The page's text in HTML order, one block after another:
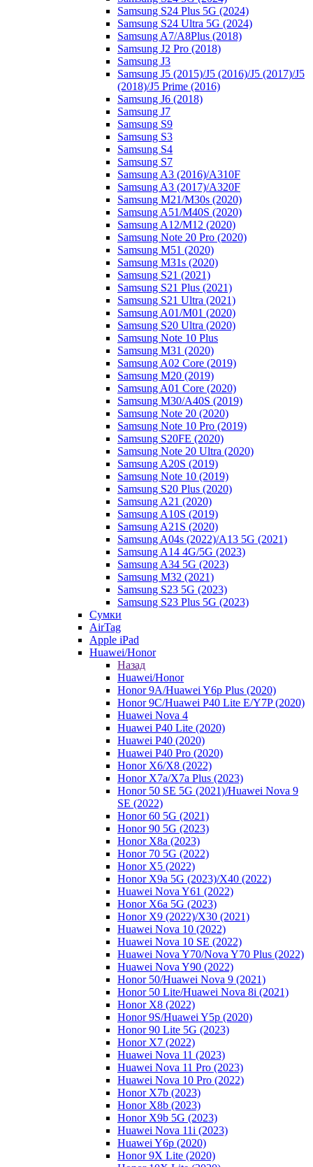
Samsung S24 Plus 5G (2024)
Samsung S24 Ultra 5G (2024)
Samsung A7/A8Plus (2018)
Samsung J2 Pro (2018)
Samsung J3
Samsung J5 (2015)/J5 (2016)/J5 (2017)/J5
(2018)/J5 Prime (2016)
Samsung J6 (2018)
Samsung J7
Samsung S9
Samsung S3
Samsung S4
Samsung S7
Samsung A3 (2016)/A310F
Samsung A3 (2017)/A320F
Samsung M21/M30s (2020)
Samsung A51/M40S (2020)
Samsung A12/M12 (2020)
Samsung Note 20 Pro (2020)
Samsung M51 (2020)
Samsung M31s (2020)
Samsung S21 (2021)
Samsung S21 Plus (2021)
Samsung S21 Ultra (2021)
Samsung A01/M01 (2020)
Samsung S20 Ultra (2020)
Samsung Note 10 Plus
Samsung M31 (2020)
Samsung A02 Core (2019)
Samsung M20 (2019)
Samsung A01 Core (2020)
Samsung M30/A40S (2019)
Samsung Note 20 (2020)
Samsung Note 10 Pro (2019)
Samsung S20FE (2020)
Samsung Note 20 Ultra (2020)
Samsung A20S (2019)
Samsung Note 10 (2019)
Samsung S20 Plus (2020)
Samsung A21 (2020)
Samsung A10S (2019)
Samsung A21S (2020)
Samsung A04s (2022)/А13 5G (2021)
Samsung A14 4G/5G (2023)
Samsung A34 5G (2023)
Samsung M32 (2021)
Samsung S23 5G (2023)
Samsung S23 Plus 5G (2023)
Сумки
AirTag
Apple iPad
Huawei/Honor
Назад
Huawei/Honor
Honor 9A/Huawei Y6p Plus (2020)
Honor 9C/Huawei P40 Lite E/Y7P (2020)
Huawei Nova 4
Huawei P40 Lite (2020)
Huawei P40 (2020)
Huawei P40 Pro (2020)
Honor X6/Х8 (2022)
Honor X7a/X7a Plus (2023)
Honor 50 SE 5G (2021)/Huawei Nova 9
SE (2022)
Honor 60 5G (2021)
Honor 90 5G (2023)
Honor X8a (2023)
Honor 70 5G (2022)
Honor X5 (2022)
Honor X9a 5G (2023)/Х40 (2022)
Huawei Nova Y61 (2022)
Honor X6a 5G (2023)
Honor X9 (2022)/Х30 (2021)
Huawei Nova 10 (2022)
Huawei Nova 10 SE (2022)
Huawei Nova Y70/Nova Y70 Plus (2022)
Huawei Nova Y90 (2022)
Honor 50/Huawei Nova 9 (2021)
Honor 50 Lite/Huawei Nova 8i (2021)
Honor X8 (2022)
Honor 9S/Huawei Y5p (2020)
Honor 90 Lite 5G (2023)
Honor X7 (2022)
Huawei Nova 11 (2023)
Huawei Nova 11 Pro (2023)
Huawei Nova 10 Pro (2022)
Honor X7b (2023)
Honor X8b (2023)
Honor X9b 5G (2023)
Huawei Nova 11i (2023)
Huawei Y6p (2020)
Honor 9X Lite (2020)